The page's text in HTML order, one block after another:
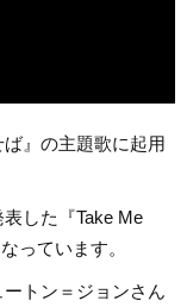
』の主題歌に起用
した『Take Me
っています。
トン＝ジョンさん